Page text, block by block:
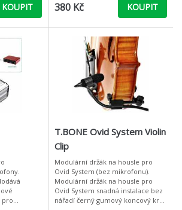
KOUPIT 380 Kč KOUPIT
pro
T.BONE Ovid System Violin
Clip
Modulární držák na housle pro
Ovid System (bez mikrofonu).
Modulární držák na housle pro
Ovid System snadná instalace bez
nářadí černý gumový koncový kryt